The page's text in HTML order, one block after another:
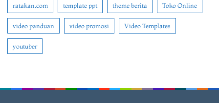
ratakan.com template ppt theme berita Toko Online
video panduan video promosi Video Templates
youtuber